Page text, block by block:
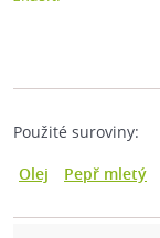
Použité suroviny:
Olej
Pepř mletý